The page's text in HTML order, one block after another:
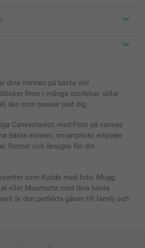
dina minnen på bästa vis!
finns i många storlekar, stilar
den som passar just dig.
Canvastavlor, med Foto på canvas
bästa minnen. smartphoto erbjuder
format och designs för din
som Kudde med foto, Mugg,
eller Musmatta med dina bästa
är den perfekta gåvan till familj och